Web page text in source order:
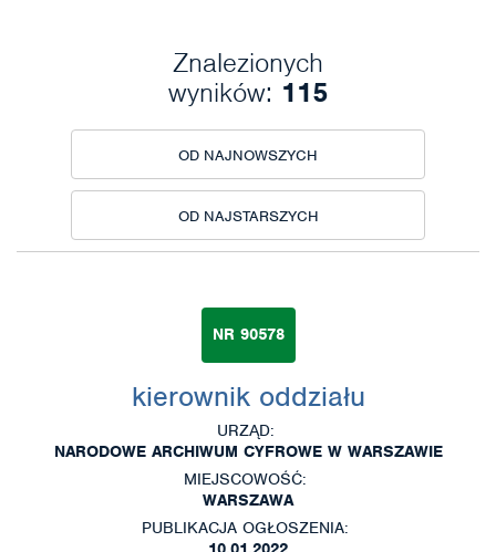
Znalezionych
wyników: 115
OD NAJNOWSZYCH
OD NAJSTARSZYCH
NR 90578
kierownik oddziału
URZĄD:
NARODOWE ARCHIWUM CYFROWE W WARSZAWIE
MIEJSCOWOŚĆ:
WARSZAWA
PUBLIKACJA OGŁOSZENIA: